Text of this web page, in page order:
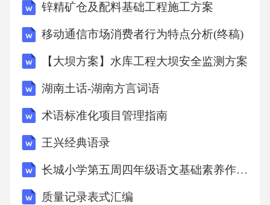
学资源慕课精品课程网学院在线图书馆会计信
息系统基础会计初级会计实务课程标准 锁定了
课程目标 规 范 了 教 学 内 容提出了教学要求
据 标准有利于提高教学质量1.通过课程标准制
定，实现源头控制 五、教学管理保障和措施 学
院领导教务处教学系部学生家长合作企业五方
监控2.通过五方监控体系实现过程控制 五、教
学管理保障和措施 学生自评参加竞赛成绩评价
用人单位评价实习单位鉴定学院教学管理部门
锌精矿仓及配料基础工程施工方案
移动通信市场消费者行为特点分析(终稿)
【大坝方案】水库工程大坝安全监测方案
湖南土话-湖南方言词语
术语标准化项目管理指南
王兴经典语录
长城小学第五周四年级语文基础素养作业（二）附有答案
质量记录表式汇编